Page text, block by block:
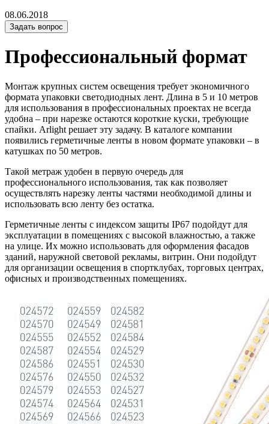
08.06.2018
Задать вопрос
Профессиональный формат
Монтаж крупных систем освещения требует экономичного
формата упаковки светодиодных лент. Длина в 5 и 10 метров
для использования в профессиональных проектах не всегда
удобна – при нарезке остаются короткие куски, требующие
спайки. Arlight решает эту задачу. В каталоге компании
появились герметичные ленты в новом формате упаковки – в
катушках по 50 метров.
Такой метраж удобен в первую очередь для
профессионального использования, так как позволяет
осуществлять нарезку ленты частями необходимой длины и
использовать всю ленту без остатка.
Герметичные ленты с индексом защиты IP67 подойдут для
эксплуатации в помещениях с высокой влажностью, а также
на улице. Их можно использовать для оформления фасадов
зданий, наружной световой рекламы, витрин. Они подойдут
для организации освещения в спортклубах, торговых центрах,
офисных и производственных помещениях.